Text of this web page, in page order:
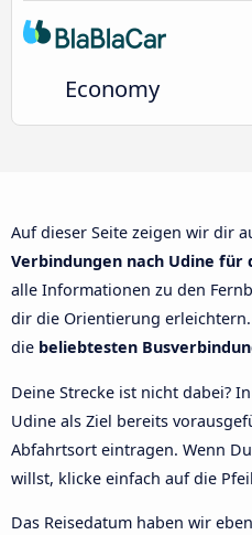
Economy
Auf dieser Seite zeigen wir dir
Verbindungen nach Udine für
alle Informationen zu den
dir die Orientierung
die beliebtesten
Deine Strecke ist nicht dabei?
Udine als Ziel bereits
Abfahrtsort eintragen. Wenn
willst, klicke einfach auf die
Das Reisedatum haben wir